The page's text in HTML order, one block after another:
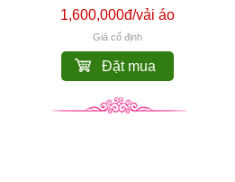
1,600,000đ/vải áo
Giá cố định
Đặt mua